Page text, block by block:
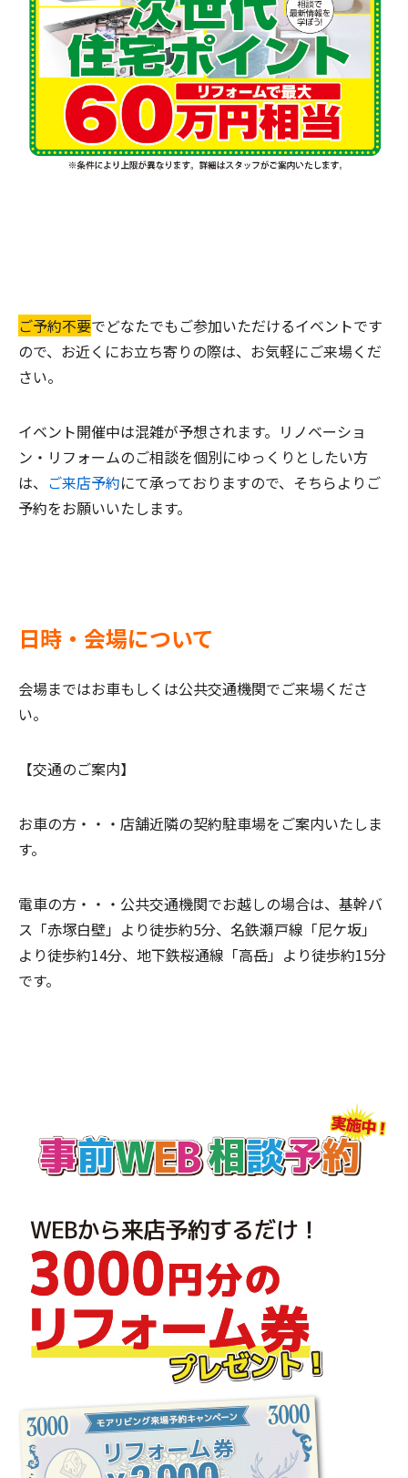
ご予約不要でどなたでもご参加いただけるイベントです
ので、お近くにお立ち寄りの際は、お気軽にご来場くだ
さい。
イベント開催中は混雑が予想されます。リノベーショ
ン・リフォームのご相談を個別にゆっくりとしたい方
は、 ご来店予約にて承っておりますので、そちらよりご
予約をお願いいたします。
日時・会場について
会場まではお車もしくは公共交通機関でご来場くださ
い。
【交通のご案内】
お車の方・・・ 店舗近隣の契約駐車場をご案内いたしま
す。
電車の方・・・ 公共交通機関でお越しの場合は、基幹バ
ス「赤塚白壁」より徒歩約5分、名鉄瀬戸線「尼ケ坂」
より徒歩約14分、地下鉄桜通線「高岳」より徒歩約15分
です。